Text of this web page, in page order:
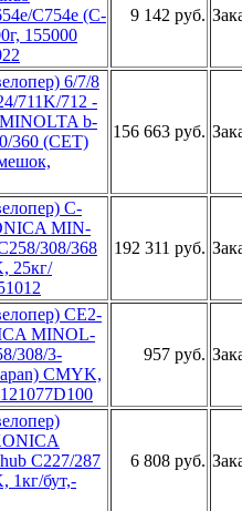
C754e (C­
15­5000
9 142 руб.
­6/7/8
711K/712
b­
360 (­CET)
156 663 руб.
C­
MIN­
308­/368
2­5кг/
192 311 руб.
CE2­
MINOL­
308/3­
CMYK,
957 руб.
C­227/287
1кг/бут,­
6 808 руб.